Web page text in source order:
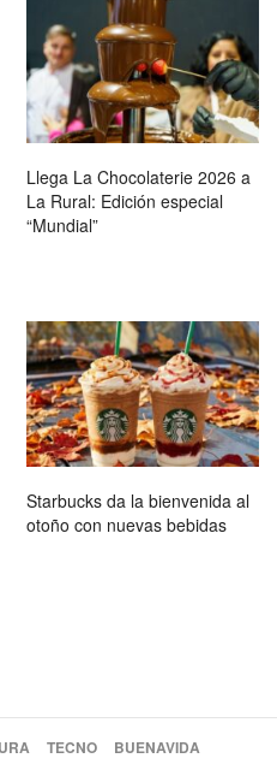
Llega La Chocolaterie 2026 a
La Rural: Edición especial
“Mundial”
Starbucks da la bienvenida al
otoño con nuevas bebidas
TECNO BUENAVIDA